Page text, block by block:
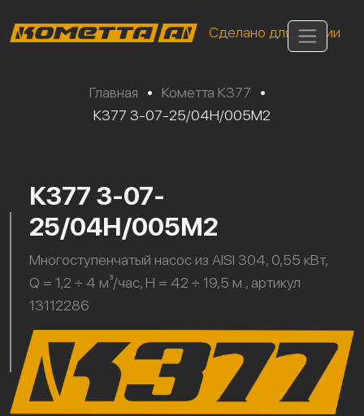
Сделано для России
Главная • Кометта К377
•
К377 3-07-25/04Н/005М2
К377 3-07-
25/04Н/005М2
Многоступенчатый насос из AISI 304, 0,55 кВт,
Q = 1,2 ÷ 4 м³/час, H = 42 ÷ 19,5 м., артикул
13112286